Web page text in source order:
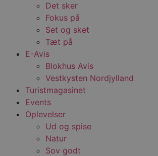
Det sker
Fokus på
Set og sket
Tæt på
E-Avis
Blokhus Avis
Vestkysten Nordjylland
Turistmagasinet
Events
Oplevelser
Ud og spise
Natur
Sov godt